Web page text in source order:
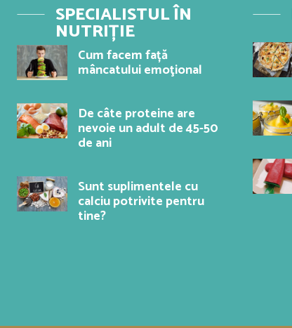
SPECIALISTUL ÎN
NUTRIȚIE
Cum facem față
mâncatului emoţional
De câte proteine ​​are
nevoie un adult de 45-50
de ani
Sunt suplimentele cu
calciu potrivite pentru
tine?